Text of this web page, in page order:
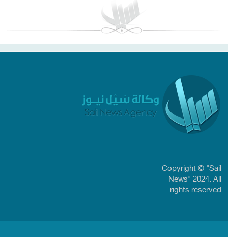
Copyright © "Sail
News" 2024. All
rights reserved